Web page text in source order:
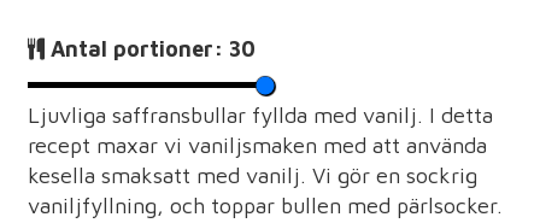
Antal portioner: 30
Ljuvliga saffransbullar fyllda med vanilj. I detta
recept maxar vi vaniljsmaken med att använda
kesella smaksatt med vanilj. Vi gör en sockrig
vaniljfyllning, och toppar bullen med pärlsocker.